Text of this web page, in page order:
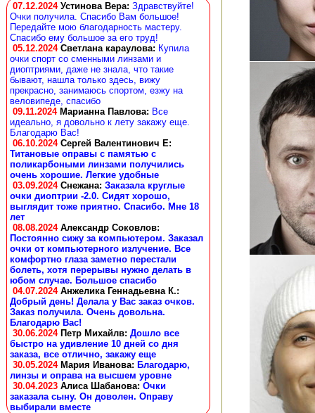
07.12.2024 Устинова Вера: Здравствуйте!
Очки получила. Спасибо Вам большое!
Передайте мою благодарность мастеру.
Спасибо ему большое за его труд!
05.12.2024 Светлана караулова: Купила
очки спорт со сменными линзами и
диоптриями, даже не знала, что такие
бывают, нашла только здесь, вижу
прекрасно, занимаюсь спортом, езжу на
веловипеде, спасибо
09.11.2024 Марианна Павлова: Все
идеально, я довольно к лету закажу еще.
Благодарю Вас!
06.10.2024 Сергей Валентинович Е:
Титановые оправы с памятью с
поликарбоными линзами получились
очень хорошие. Легкие удобные
03.09.2024 Снежана: Заказала круглые
очки диоптрии -2.0. Сидят хорошо,
выглядит тоже приятно. Спасибо. Мне 18
лет
08.08.2024 Александр Соковлов:
Постоянно сижу за компьютером. Заказал
очки от компьютерного излучение. Все
комфортно глаза заметно перестали
болеть, хотя перерывы нужно делать в
юбом случае. Большое спасибо
04.07.2024 Анжелика Геннадьевна К.:
Добрый день! Делала у Вас заказ очков.
Заказ получила. Очень довольна.
Благодарю Вас!
30.06.2024 Петр Михайлв: Дошло все
быстро на удивление 10 дней со дня
заказа, все отлично, закажу еще
30.05.2024 Мария Иванова: Благодарю,
линзы и оправа на высшем уровне
30.04.2023 Алиса Шабанова: Очки
заказала сыну. Он доволен. Оправу
выбирали вместе